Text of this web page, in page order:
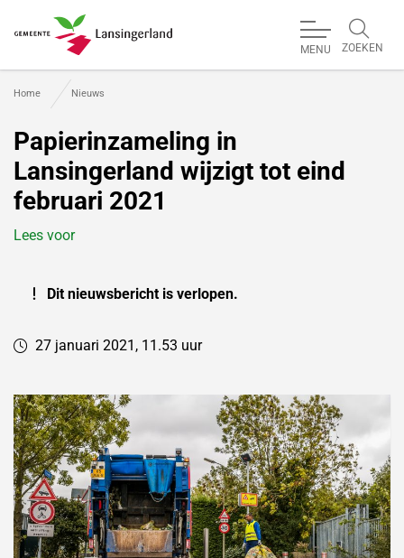
MENU ZOEKEN
Home Nieuws
Papierinzameling in
Lansingerland wijzigt tot eind
februari 2021
Lees voor
Dit nieuwsbericht is verlopen.
27 januari 2021, 11.53 uur